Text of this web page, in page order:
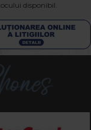
disponibil.